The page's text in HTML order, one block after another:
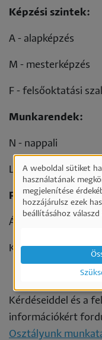
Képzési szintek:
A - alapképzés
M - mesterképzés
F - felsőoktatási
Munkarendek:
N - nappali
L - levelező
Finanszírozási
Á - állami ösztöndíjas
K - önköltséges
Kérdéseiddel és a
információkért
Osztályunk
Személyes
adatok
és
használata
A weboldal sütiket
használatának
megjelenítése
hozzájárulsz ezek
beállításához válaszd